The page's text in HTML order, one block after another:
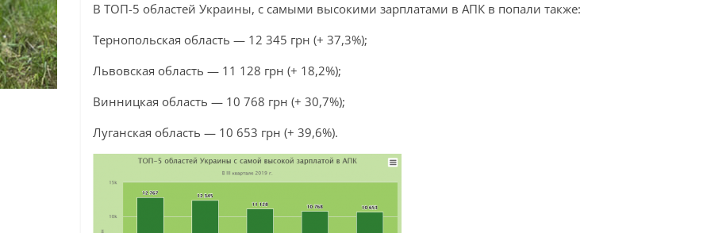
В ТОП-5 областей Украины, с самыми высокими зарплатами в АПК в попали также:
Тернопольская область — 12 345 грн (+ 37,3%);
Львовская область — 11 128 грн (+ 18,2%);
Винницкая область — 10 768 грн (+ 30,7%);
Луганская область — 10 653 грн (+ 39,6%).